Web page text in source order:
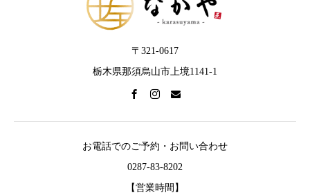
〒321-0617
栃木県那須烏山市上境1141-1
お電話でのご予約・お問い合わせ
0287-83-8202
【営業時間】